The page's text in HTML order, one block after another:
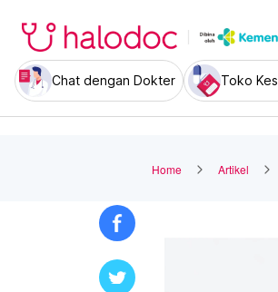
Chat dengan Dokter Toko
Home Artikel